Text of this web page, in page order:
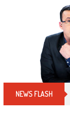
NEWS FLASH